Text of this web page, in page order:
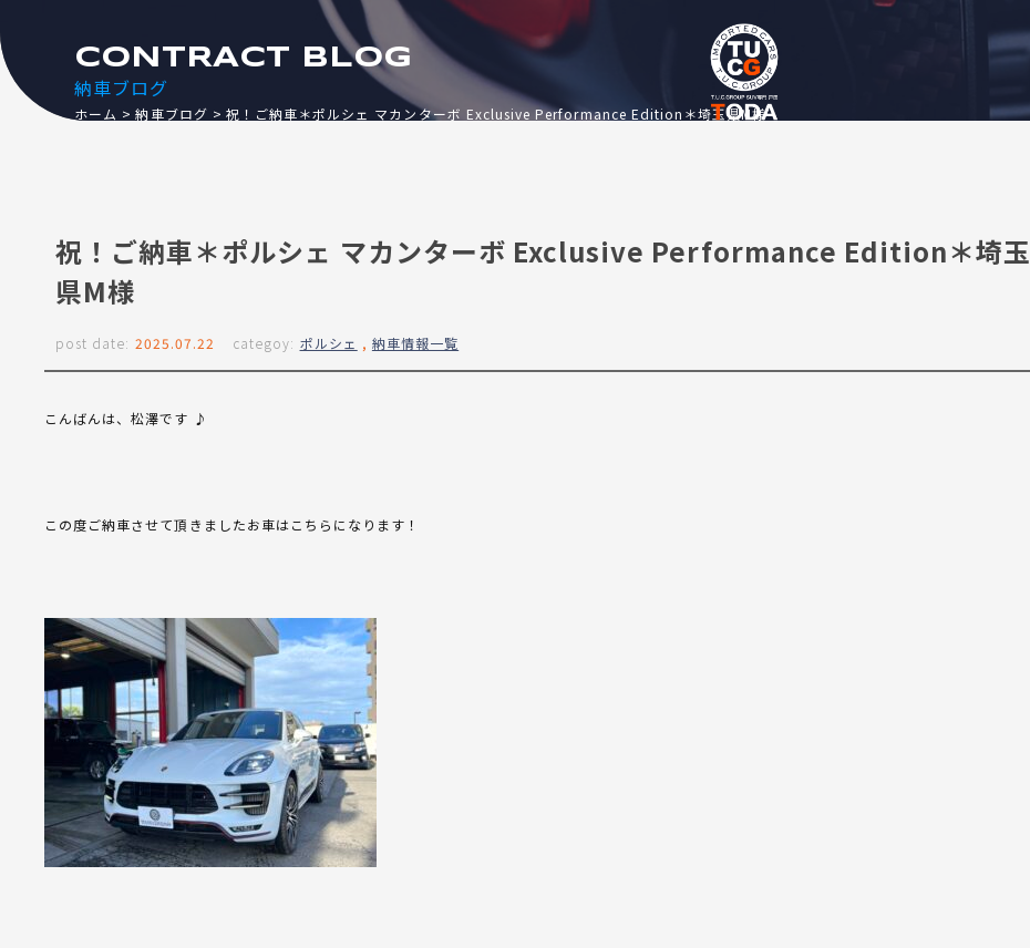
納車ブログ
CONTRACT BLOG
ホーム 納車ブログ 祝！ご納車＊ポルシェ マカンターボ Exclusive Performance Edition＊埼玉県M様
祝！ご納車＊ポルシェ マカンターボ Exclusive Performance Edition＊埼玉
県M様
post date: 2025.07.22 categoy: ポルシェ , 納車情報一覧
こんばんは、松澤です ♪
この度ご納車させて頂きましたお車はこちらになります！